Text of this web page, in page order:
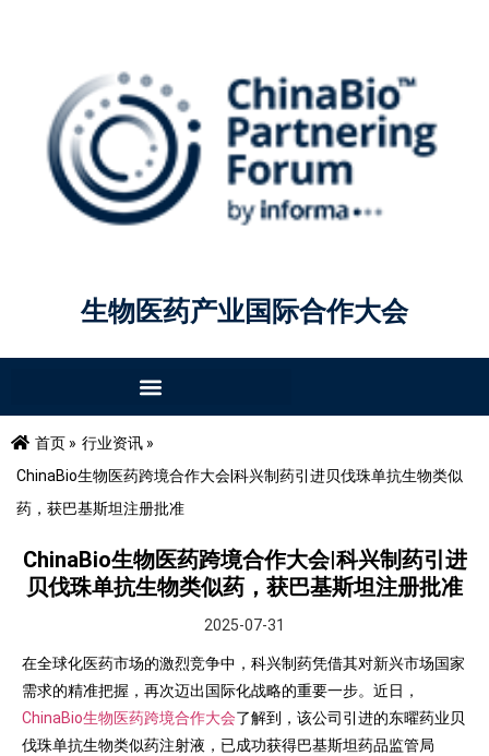
生物医药产业国际合作大会
首页 » 行业资讯 »
ChinaBio生物医药跨境合作大会|科兴制药引进贝伐珠单抗生物类似
药，获巴基斯坦注册批准
ChinaBio生物医药跨境合作大会|科兴制药引进
贝伐珠单抗生物类似药，获巴基斯坦注册批准
2025-07-31
在全球化医药市场的激烈竞争中，科兴制药凭借其对新兴市场国家
需求的精准把握，再次迈出国际化战略的重要一步。近日，
ChinaBio生物医药跨境合作大会了解到，该公司引进的东曜药业贝
伐珠单抗生物类似药注射液，已成功获得巴基斯坦药品监管局